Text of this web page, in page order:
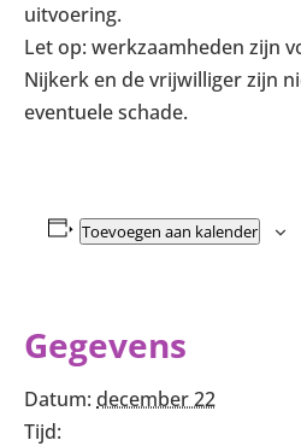
uitvoering.
Let op: werkzaamheden zijn
Nijkerk en de vrijwilliger zijn
eventuele schade.
Toevoegen aan kalender
Gegevens
Datum: december 22
Tijd: